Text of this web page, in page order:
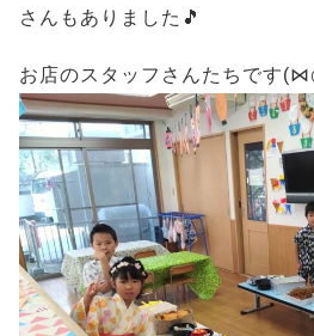
さんもありました🎵
お店のスタッフさんたちで